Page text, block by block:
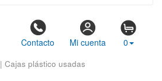
Contacto Mi cuenta 0
| Cajas plástico usadas